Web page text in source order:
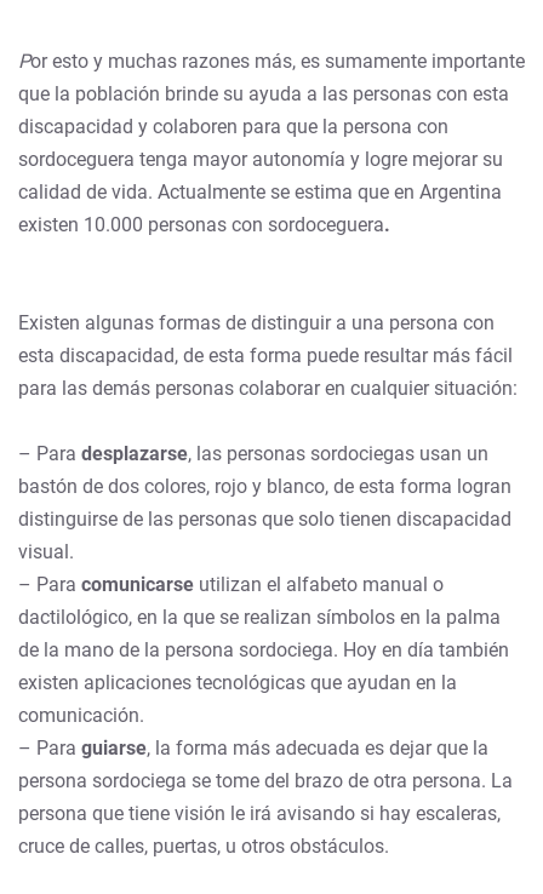
Por esto y muchas razones más, es sumamente importante
que la población brinde su ayuda a las personas con esta
discapacidad y colaboren para que la persona con
sordoceguera tenga mayor autonomía y logre mejorar su
calidad de vida. Actualmente se estima que en Argentina
existen 10.000 personas con sordoceguera.
Existen algunas formas de distinguir a una persona con
esta discapacidad, de esta forma puede resultar más fácil
para las demás personas colaborar en cualquier situación:
– Para desplazarse, las personas sordociegas usan un
bastón de dos colores, rojo y blanco, de esta forma logran
distinguirse de las personas que solo tienen discapacidad
visual.
– Para comunicarse utilizan el alfabeto manual o
dactilológico, en la que se realizan símbolos en la palma
de la mano de la persona sordociega. Hoy en día también
existen aplicaciones tecnológicas que ayudan en la
comunicación.
– Para guiarse, la forma más adecuada es dejar que la
persona sordociega se tome del brazo de otra persona. La
persona que tiene visión le irá avisando si hay escaleras,
cruce de calles, puertas, u otros obstáculos.